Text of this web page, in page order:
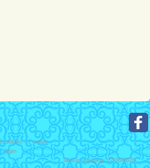
- 1 online
login
laatste wijziging: 22-06-2026